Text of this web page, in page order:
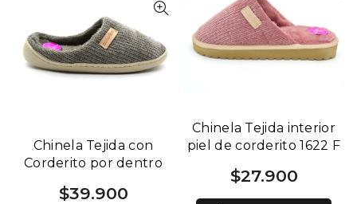
Chinela Tejida interior
piel de corderito 1622 F
$27.900
Chinela Tejida con
Corderito por dentro
$39.900